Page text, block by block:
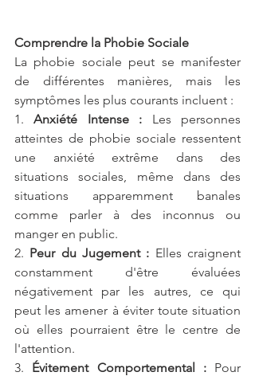
Comprendre la Phobie Sociale
La phobie sociale peut se manifester
de différentes manières, mais les
symptômes les plus courants incluent :
1. Anxiété Intense : Les personnes
atteintes de phobie sociale ressentent
une anxiété extrême dans des
situations sociales, même dans des
situations apparemment banales
comme parler à des inconnus ou
manger en public.
2. Peur du Jugement : Elles craignent
constamment d'être évaluées
négativement par les autres, ce qui
peut les amener à éviter toute situation
où elles pourraient être le centre de
l'attention.
3. Évitement Comportemental : Pour